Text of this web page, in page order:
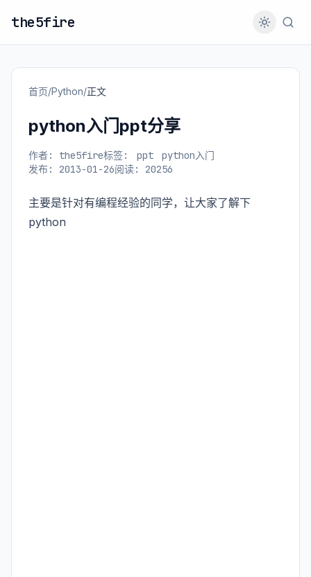
the5fire
首页/Python/正文
python入门ppt分享
作者: the5fire标签: ppt
python入门
发布: 2013-01-26阅读: 20256
主要是针对有编程经验的同学，让大家了解下
python